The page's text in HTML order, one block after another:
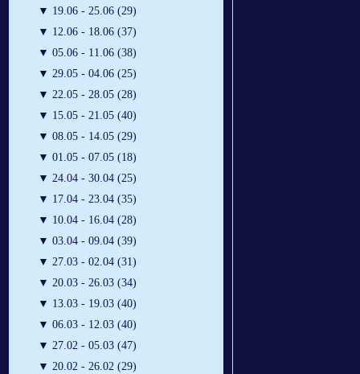
▼ 19.06 - 25.06 (29)
▼ 12.06 - 18.06 (37)
▼ 05.06 - 11.06 (38)
▼ 29.05 - 04.06 (25)
▼ 22.05 - 28.05 (28)
▼ 15.05 - 21.05 (40)
▼ 08.05 - 14.05 (29)
▼ 01.05 - 07.05 (18)
▼ 24.04 - 30.04 (25)
▼ 17.04 - 23.04 (35)
▼ 10.04 - 16.04 (28)
▼ 03.04 - 09.04 (39)
▼ 27.03 - 02.04 (31)
▼ 20.03 - 26.03 (34)
▼ 13.03 - 19.03 (40)
▼ 06.03 - 12.03 (40)
▼ 27.02 - 05.03 (47)
▼ 20.02 - 26.02 (29)